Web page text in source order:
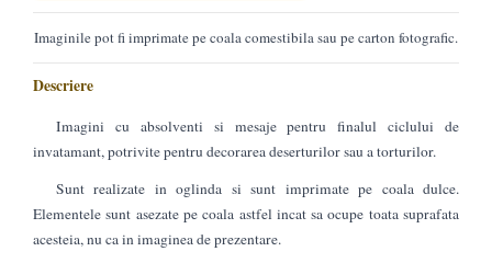
Imaginile pot fi imprimate pe coala comestibila sau pe carton fotografic.
Descriere
Imagini cu absolventi si mesaje pentru finalul ciclului de
invatamant, potrivite pentru decorarea deserturilor sau a torturilor.
Sunt realizate in oglinda si sunt imprimate pe coala dulce.
Elementele sunt asezate pe coala astfel incat sa ocupe toata suprafata
acesteia, nu ca in imaginea de prezentare.